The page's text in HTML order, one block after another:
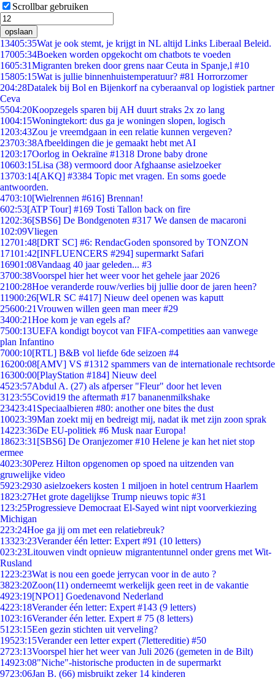
Scrollbar gebruiken
opslaan
13405:35Wat je ook stemt, je krijgt in NL altijd Links Liberaal Beleid.
17005:34Boeken worden opgekocht om chatbots te voeden
1605:31Migranten breken door grens naar Ceuta in Spanje,l #10
15805:15Wat is jullie binnenhuistemperatuur? #81 Horrorzomer
204:28Datalek bij Bol en Bijenkorf na cyberaanval op logistiek partner
Ceva
5504:20Koopzegels sparen bij AH duurt straks 2x zo lang
1004:15Woningtekort: dus ga je woningen slopen, logisch
1203:43Zou je vreemdgaan in een relatie kunnen vergeven?
23703:38Afbeeldingen die je gemaakt hebt met AI
1203:17Oorlog in Oekraïne #1318 Drone baby drone
10603:15Lisa (38) vermoord door Afghaanse asielzoeker
13703:14[AKQ] #3384 Topic met vragen. En soms goede
antwoorden.
4703:10[Wielrennen #616] Brennan!
602:53[ATP Tour] #169 Tosti Tallon back on fire
1202:36[SBS6] De Bondgenoten #317 We dansen de macaroni
102:09Vliegen
12701:48[DRT SC] #6: RendacGoden sponsored by TONZON
17101:42[INFLUENCERS #294] supermarkt Safari
16901:08Vandaag 40 jaar geleden... #3
3700:38Voorspel hier het weer voor het gehele jaar 2026
2100:28Hoe veranderde rouw/verlies bij jullie door de jaren heen?
11900:26[WLR SC #417] Nieuw deel openen was kaputt
25600:21Vrouwen willen geen man meer #29
3400:21Hoe kom je van egels af?
7500:13UEFA kondigt boycot van FIFA-competities aan vanwege
plan Infantino
7000:10[RTL] B&B vol liefde 6de seizoen #4
16200:08[AMV] VS #1312 spammers van de internationale rechtsorde
16300:00[PlayStation #184] Nieuw deel
4523:57Abdul A. (27) als afperser "Fleur" door het leven
31 23:55Covid19 the aftermath #17 bananenmilkshake
23423:41 Speciaalbieren #80: another one bites the dust
10023:39Man zoekt mij en bedreigt mij, nadat ik met zijn zoon sprak
14223:36De EU-politiek #6 Musk naar Europa!
18623:31 [SBS6] De Oranjezomer #10 Helene je kan het niet stop
ermee
4023:30Perez Hilton opgenomen op spoed na uitzenden van
gruwelijke video
5923:2930 asielzoekers kosten 1 miljoen in hotel centrum Haarlem
1823:27Het grote dagelijkse Trump nieuws topic #31
1 23:25Progressieve Democraat El-Sayed wint nipt voorverkiezing
Michigan
223:24Hoe ga jij om met een relatiebreuk?
13323:23Verander één letter: Expert #91 (10 letters)
023:23Litouwen vindt opnieuw migrantentunnel onder grens met Wit-
Rusland
1223:23Wat is nou een goede jerrycan voor in de auto ?
3823:20Zoon(11) onderneemt werkelijk geen reet in de vakantie
4923:19[NPO1] Goedenavond Nederland
4223:18Verander één letter: Expert #143 (9 letters)
1023:16Verander één letter. Expert # 75 (8 letters)
51 23:15Een gezin stichten uit verveling?
19523:15Verander een letter expert (7lettereditie) #50
2723:13Voorspel hier het weer van Juli 2026 (gemeten in de Bilt)
14923:08"Niche"-historische producten in de supermarkt
9723:06Jan B. (66) misbruikt zeker 14 kinderen